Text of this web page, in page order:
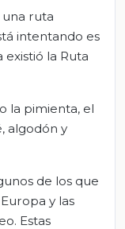
una ruta
intentando es
existió la Ruta
la pimienta, el
algodón y
de los que
y las
Estas